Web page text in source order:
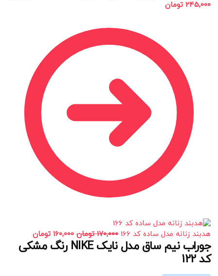
245,000 تومان
هدبند زنانه مدل ساده کد 166 170,000 تومان 160,000 تومان
جوراب نیم ساق مدل نایک NIKE رنگ مشکی
کد 122